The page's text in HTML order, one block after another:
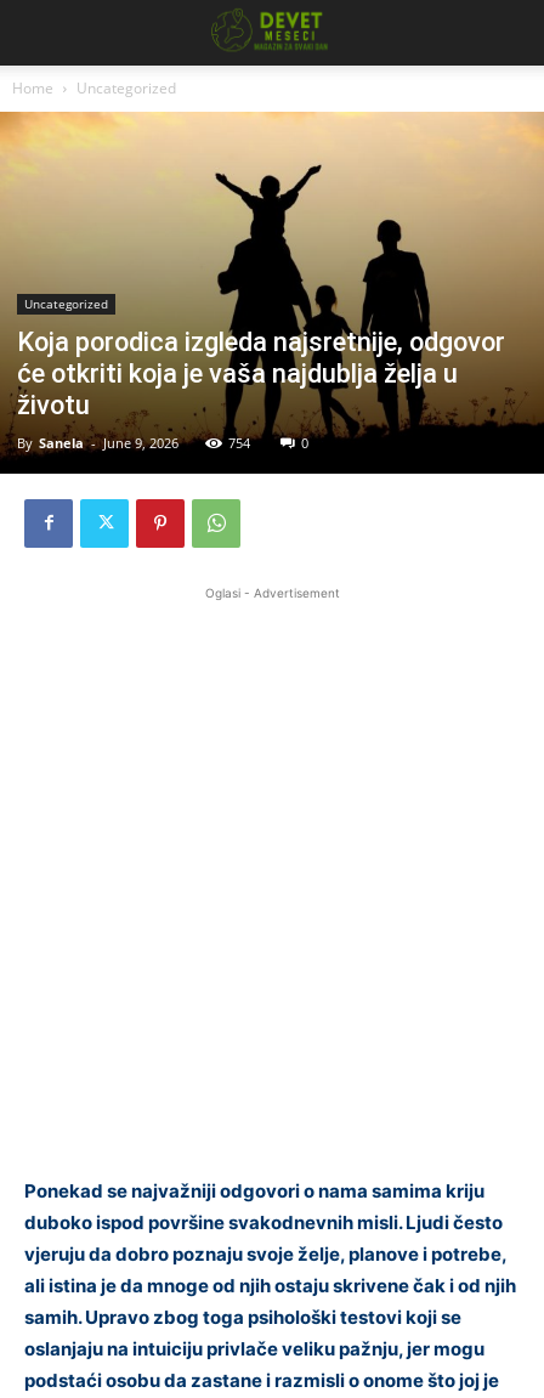
Home Uncategorized
Uncategorized
Koja porodica izgleda najsretnije, odgovor
će otkriti koja je vaša najdublja želja u
životu
By Sanela - June 9, 2026 754 0
Oglasi - Advertisement
Ponekad se najvažniji odgovori o nama samima kriju
duboko ispod površine svakodnevnih misli. Ljudi često
vjeruju da dobro poznaju svoje želje, planove i potrebe,
ali istina je da mnoge od njih ostaju skrivene čak i od njih
samih. Upravo zbog toga psihološki testovi koji se
oslanjaju na intuiciju privlače veliku pažnju, jer mogu
podstaći osobu da zastane i razmisli o onome što joj je